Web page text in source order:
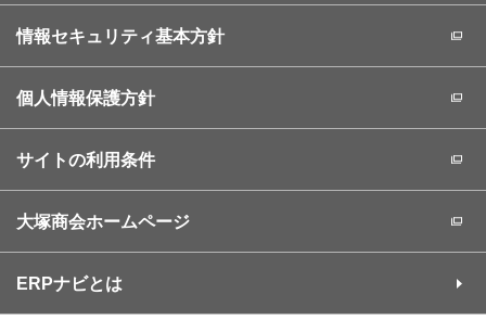
情報セキュリティ基本方針
個人情報保護方針
サイトの利用条件
大塚商会ホームページ
ERPナビとは